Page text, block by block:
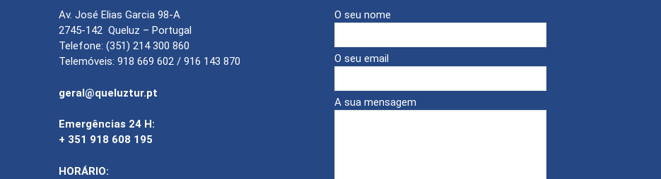
Av. José Elias Garcia 98-A
2745-142 Queluz – Portugal
Telefone: (351) 214 300 860
Telemóveis: 918 669 602 / 916 143 870
geral@queluztur.pt
Emergências 24 H:
+ 351 918 608 195
HORÁRIO:
O seu nome
O seu email
A sua mensagem